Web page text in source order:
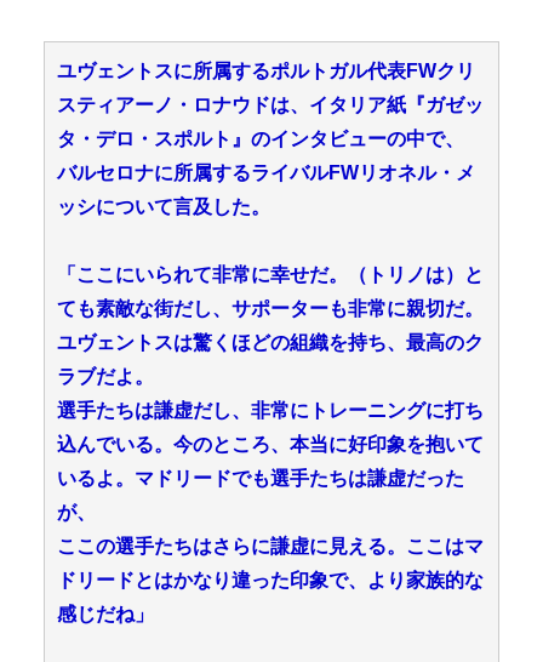
ユヴェントスに所属するポルトガル代表FWクリ
スティアーノ・ロナウドは、イタリア紙『ガゼッ
タ・デロ・スポルト』のインタビューの中で、
バルセロナに所属するライバルFWリオネル・メ
ッシについて言及した。
「ここにいられて非常に幸せだ。（トリノは）と
ても素敵な街だし、サポーターも非常に親切だ。
ユヴェントスは驚くほどの組織を持ち、最高のク
ラブだよ。
選手たちは謙虚だし、非常にトレーニングに打ち
込んでいる。今のところ、本当に好印象を抱いて
いるよ。マドリードでも選手たちは謙虚だった
が、
ここの選手たちはさらに謙虚に見える。ここはマ
ドリードとはかなり違った印象で、より家族的な
感じだね」